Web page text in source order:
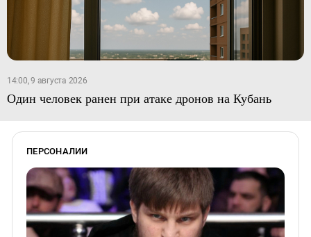
14:00, 9 августа 2026
Один человек ранен при атаке дронов на Кубань
ПЕРСОНАЛИИ